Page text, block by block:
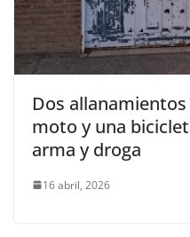
Dos
moto y una
arma y droga
16 abril, 2026